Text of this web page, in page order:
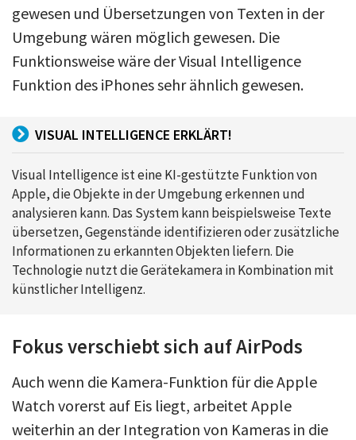
gewesen und Übersetzungen von Texten in der
Umgebung wären möglich gewesen. Die
Funktionsweise wäre der Visual Intelligence
Funktion des iPhones sehr ähnlich gewesen.
VISUAL INTELLIGENCE ERKLÄRT!
Visual Intelligence ist eine KI-gestützte Funktion von
Apple, die Objekte in der Umgebung erkennen und
analysieren kann. Das System kann beispielsweise Texte
übersetzen, Gegenstände identifizieren oder zusätzliche
Informationen zu erkannten Objekten liefern. Die
Technologie nutzt die Gerätekamera in Kombination mit
künstlicher Intelligenz.
Fokus verschiebt sich auf AirPods
Auch wenn die Kamera-Funktion für die Apple
Watch vorerst auf Eis liegt, arbeitet Apple
weiterhin an der Integration von Kameras in die